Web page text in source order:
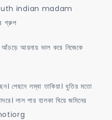
south indian madam
গ্রুপ
আঁচড়ে আয়নায় ভাল করে নিজেকে
পেছনে লম্বা তাকিয়া। ধুতির মতো
লাল পার হালকা ঘিয়ে জমিনের